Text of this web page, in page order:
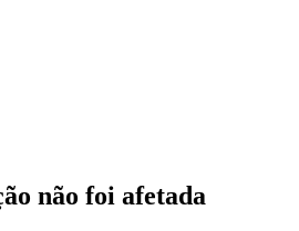
não foi afetada